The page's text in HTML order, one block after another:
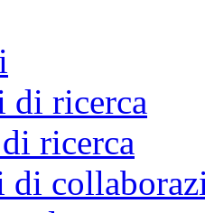
di ricerca
ricerca
di